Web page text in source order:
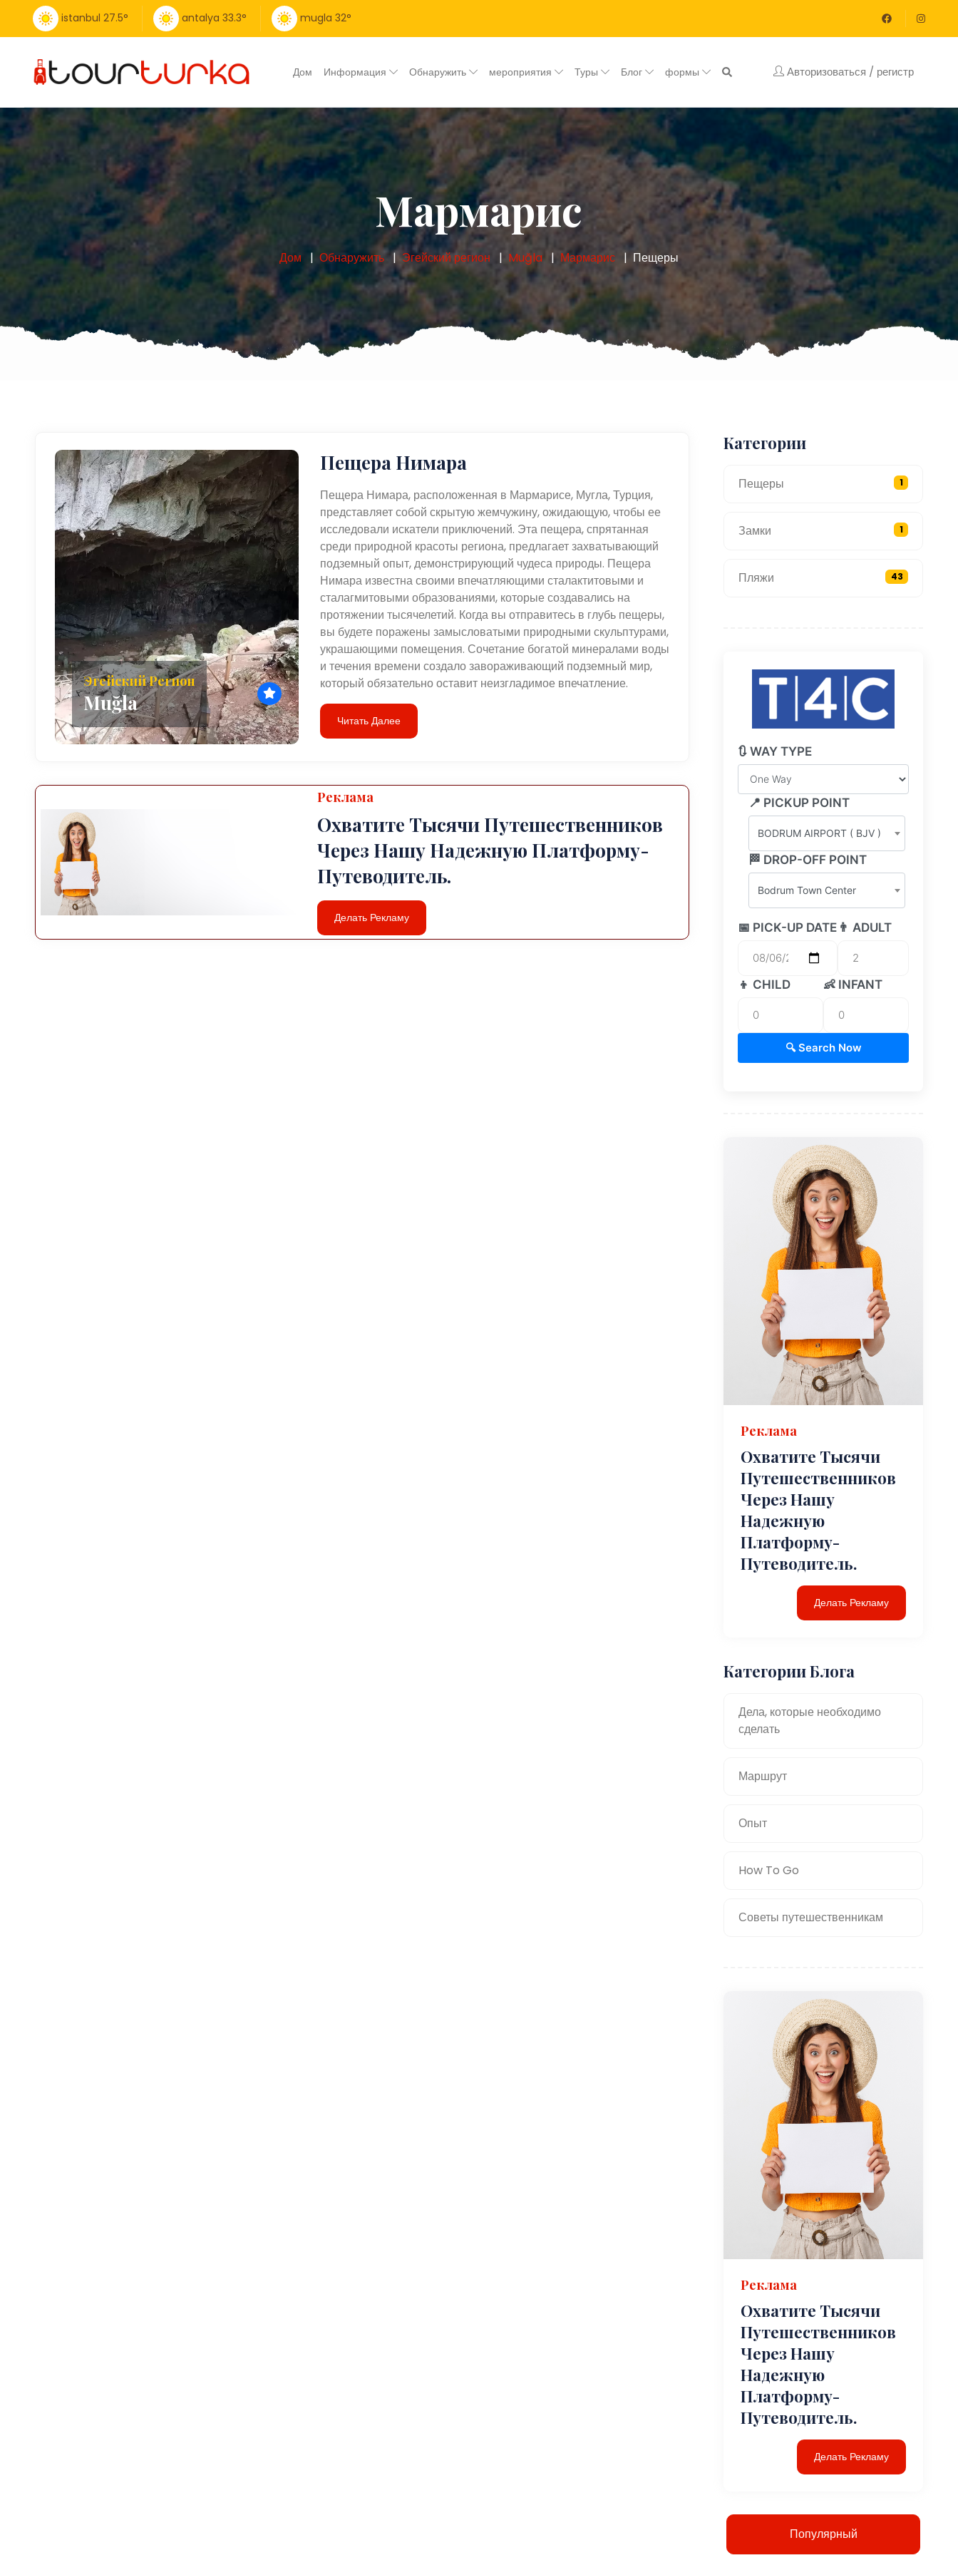
istanbul 27.5° antalya 33.3° mugla 32°
Дом Информация Обнаружить мероприятия Туры Блог формы Авторизоваться / регистр
Мармарис
Дом Обнаружить Эгейский регион Muğla Мармарис Пещеры
Эгейский Регион
Muğla
Пещера Нимара
Пещера Нимара, расположенная в Мармарисе, Мугла, Турция,
представляет собой скрытую жемчужину, ожидающую, чтобы ее
исследовали искатели приключений. Эта пещера, спрятанная
среди природной красоты региона, предлагает захватывающий
подземный опыт, демонстрирующий чудеса природы. Пещера
Нимара известна своими впечатляющими сталактитовыми и
сталагмитовыми образованиями, которые создавались на
протяжении тысячелетий. Когда вы отправитесь в глубь пещеры,
вы будете поражены замысловатыми природными скульптурами,
украшающими помещения. Сочетание богатой минералами воды
и течения времени создало завораживающий подземный мир,
который обязательно оставит неизгладимое впечатление.
Читать Далее
Реклама
Охватите Тысячи Путешественников
Через Нашу Надежную Платформу-
Путеводитель.
Делать Рекламу
Категории
Пещеры 1
Замки 1
Пляжи 43
🔃 WAY TYPE
📍 PICKUP POINT
BODRUM AIRPORT ( BJV )
🏁 DROP-OFF POINT
Bodrum Town Center
📅 PICK-UP DATE 👨 ADULT
👦 CHILD 👶 INFANT
🔍 Search Now
Реклама
Охватите Тысячи
Путешественников
Через Нашу
Надежную
Платформу-
Путеводитель.
Делать Рекламу
Категории Блога
Дела, которые необходимо
сделать
Маршрут
Опыт
How To Go
Советы путешественникам
Реклама
Охватите Тысячи
Путешественников
Через Нашу
Надежную
Платформу-
Путеводитель.
Делать Рекламу
Популярный